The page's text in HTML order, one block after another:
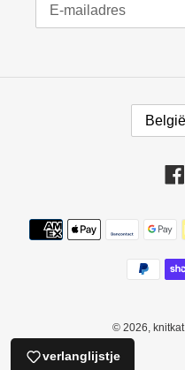
G
O
© 2026, knitkat
verlanglijstje